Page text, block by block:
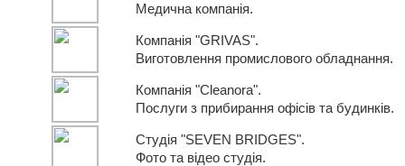
Медична компанія.
Компанія "GRIVAS".
Виготовлення промислового обладнання.
Компанія "Cleanora".
Послуги з прибирання офісів та будинків.
Студія "SEVEN BRIDGES".
Фото та відео студія.